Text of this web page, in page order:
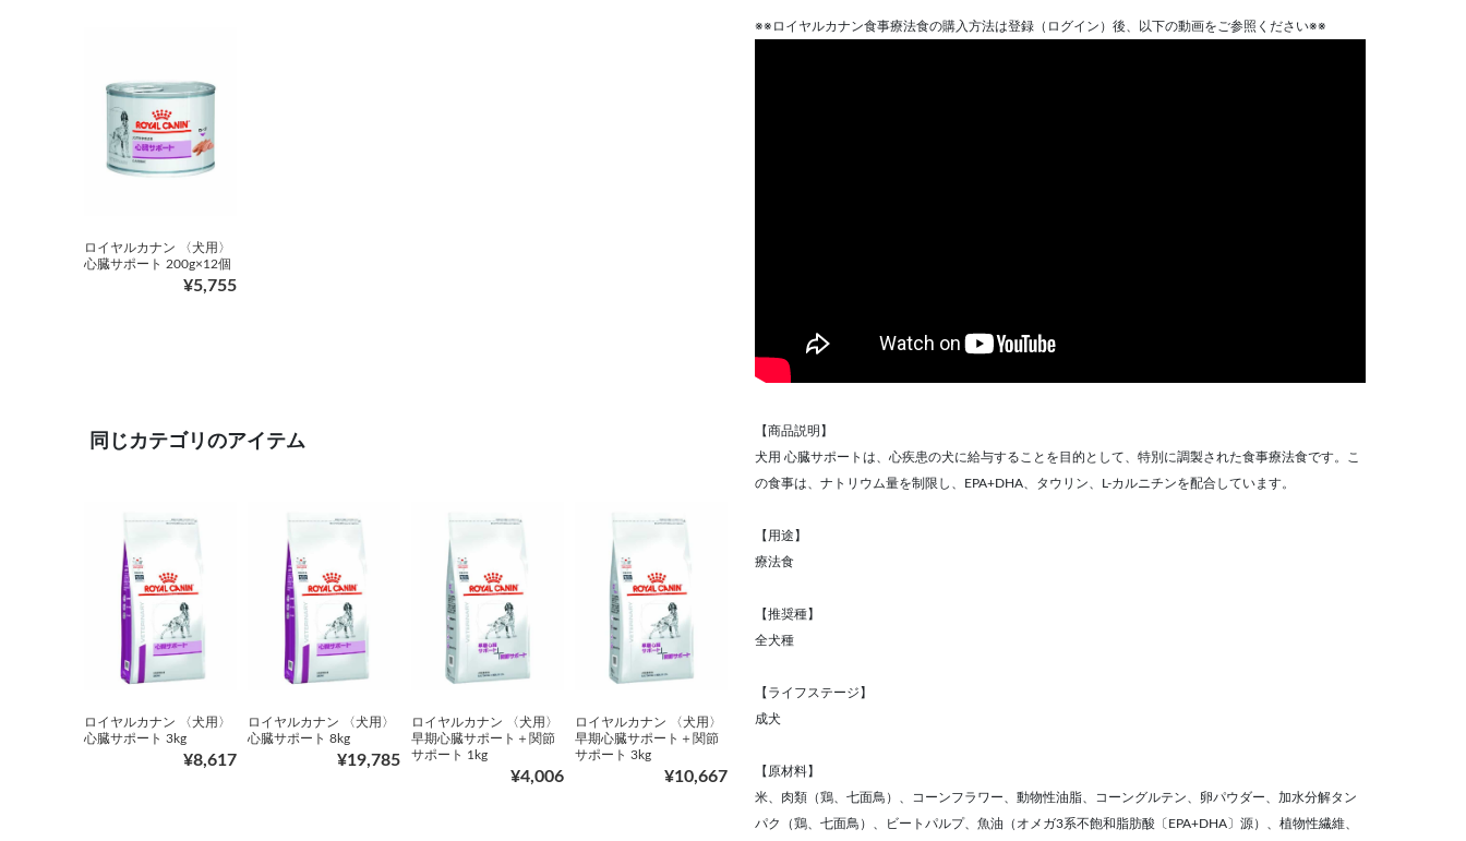
ロイヤルカナン 〈犬用〉
心臓サポート 200g×12個
¥5,755
同じカテゴリのアイテム
ロイヤルカナン 〈犬用〉
心臓サポート 3kg
¥8,617
ロイヤルカナン 〈犬用〉
心臓サポート 8kg
¥19,785
ロイヤルカナン 〈犬用〉
早期心臓サポート＋関節
サポート 1kg
¥4,006
ロイヤルカナン 〈犬用〉
早期心臓サポート＋関節
サポート 3kg
¥10,667
※※ロイヤルカナン食事療法食の購入方法は登録（ログイン）後、以下の動画をご参照ください※※
【商品説明】
犬用 心臓サポートは、心疾患の犬に給与することを目的として、特別に調製された食事療法食です。こ
の食事は、ナトリウム量を制限し、EPA+DHA、タウリン、L-カルニチンを配合しています。
【用途】
療法食
【推奨種】
全犬種
【ライフステージ】
成犬
【原材料】
米、肉類（鶏、七面鳥）、コーンフラワー、動物性油脂、コーングルテン、卵パウダー、加水分解タン
パク（鶏、七面鳥）、ビートパルプ、魚油（オメガ3系不飽和脂肪酸〔EPA+DHA〕源）、植物性繊維、